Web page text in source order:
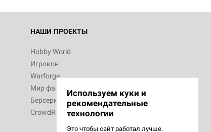
НАШИ ПРОЕКТЫ
Hobby World
Игрокон
Warforge
Мир фантастики
Берсерк
CrowdRepublic
Используем куки и
рекомендательные
технологии
Это чтобы сайт работал лучше.